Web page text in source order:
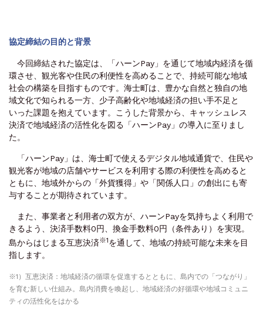
協定締結の目的と背景
今回締結された協定は、「ハーンPay」を通じて地域内経済を循
環させ、観光客や住民の利便性を高めることで、持続可能な地域
社会の構築を目指すものです。海士町は、豊かな自然と独自の地
域文化で知られる一方、少子高齢化や地域経済の担い手不足と
いった課題を抱えています。こうした背景から、キャッシュレス
決済で地域経済の活性化を図る「ハーンPay」の導入に至りまし
た。
「ハーンPay」は、海士町で使えるデジタル地域通貨で、住民や
観光客が地域の店舗やサービスを利用する際の利便性を高めると
ともに、地域外からの「外貨獲得」や「関係人口」の創出にも寄
与することが期待されています。
また、事業者と利用者の双方が、ハーンPayを気持ちよく利用で
きるよう、決済手数料0円、換金手数料0円（条件あり）を実現。
島からはじまる互恵決済※1を通して、地域の持続可能な未来を目
指します。
※1）互恵決済：地域経済の循環を促進するとともに、島内での「つながり」
を育む新しい仕組み。島内消費を喚起し、地域経済の好循環や地域コミュニ
ティの活性化をはかる